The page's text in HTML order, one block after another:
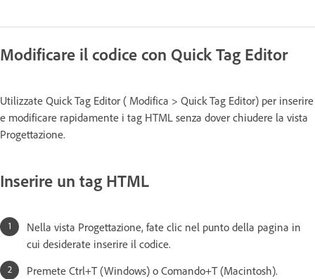
Modificare il codice con Quick Tag Editor
Utilizzate Quick Tag Editor ( Modifica > Quick Tag Editor) per inserire
e modificare rapidamente i tag HTML senza dover chiudere la vista
Progettazione.
Inserire un tag HTML
Nella vista Progettazione, fate clic nel punto della pagina in
cui desiderate inserire il codice.
Premete Ctrl+T (Windows) o Comando+T (Macintosh).